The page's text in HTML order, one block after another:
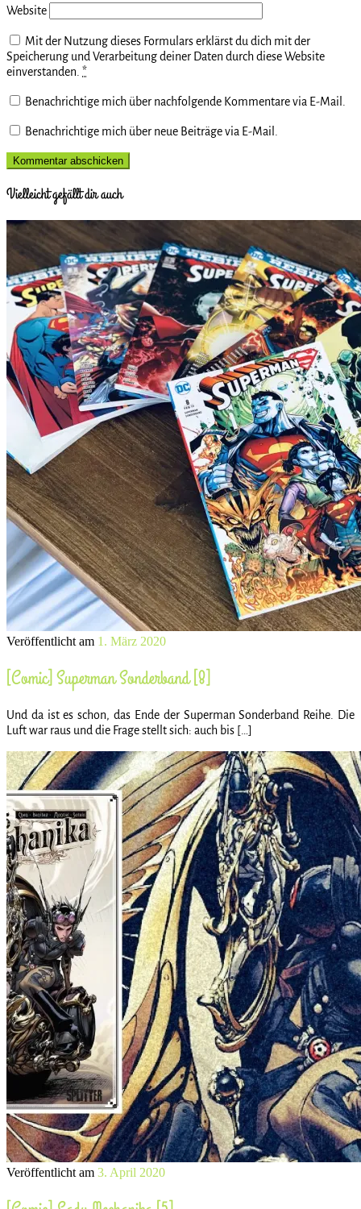
Website
Mit der Nutzung dieses Formulars erklärst du dich mit der
Speicherung und Verarbeitung deiner Daten durch diese Website
einverstanden. *
Benachrichtige mich über nachfolgende Kommentare via E-Mail.
Benachrichtige mich über neue Beiträge via E-Mail.
Vielleicht gefällt dir auch
Veröffentlicht am 1. März 2020
[Comic] Superman Sonderband [8]
Und da ist es schon, das Ende der Superman Sonderband Reihe. Die
Luft war raus und die Frage stellt sich: auch bis […]
Veröffentlicht am 3. April 2020